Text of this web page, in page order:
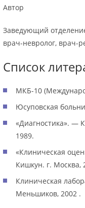
Автор
Заведующий
врач-невролог, врач-
Список
МКБ-10
Юсуповская
«Диагностика». —
1989.
«Клиническая
Кишкун. г. Москва,
Клиническая
Меньшиков, 2002 .